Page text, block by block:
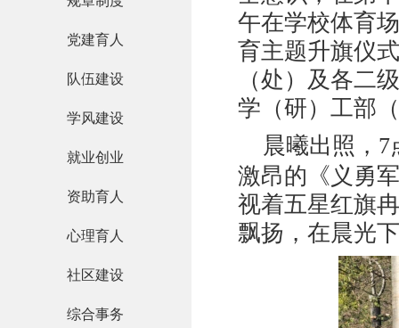
党建育人
队伍建设
学风建设
就业创业
资助育人
心理育人
社区建设
综合事务
午在学校体育
育主题升旗仪
（处）及各二
学（研）工部
晨曦出照， 7
激昂的《义勇
视着五星红旗
飘扬，在晨光